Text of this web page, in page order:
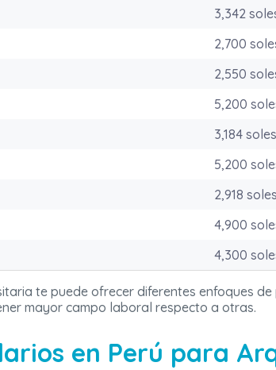
3,342
2,700
2,550
5,200
3,184 soles
5,200
2,918 soles
4,900
4,300
te puede ofrecer diferentes enfoques
mayor campo laboral respecto a otras.
en Perú para